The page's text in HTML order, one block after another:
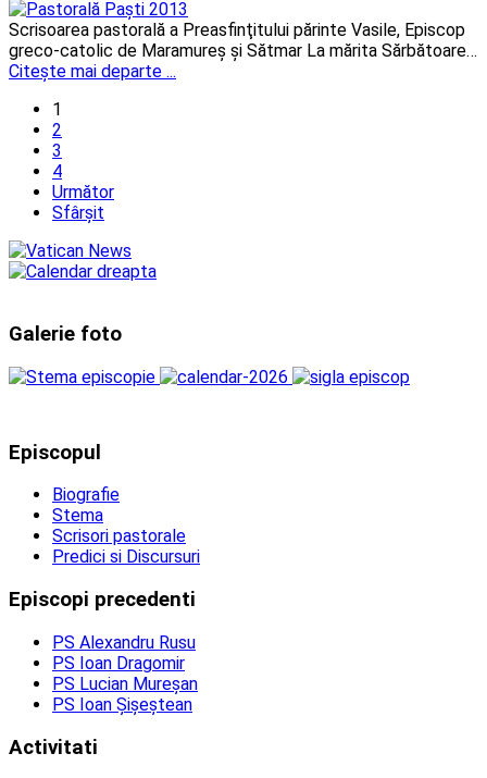
Scrisoarea pastorală a Preasfinţitului părinte Vasile, Episcop
greco-catolic de Maramureş şi Sătmar La mărita Sărbătoare…
Citeşte mai departe ...
1
2
3
4
Următor
Sfârșit
Galerie foto
Episcopul
Biografie
Stema
Scrisori pastorale
Predici si Discursuri
Episcopi precedenti
PS Alexandru Rusu
PS Ioan Dragomir
PS Lucian Mureșan
PS Ioan Șișeștean
Activitati